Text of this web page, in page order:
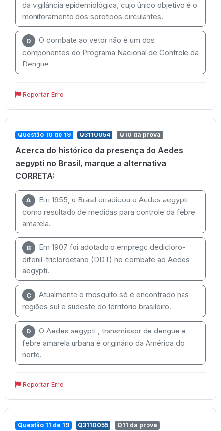
da vigilância epidemiológica, cujo único objetivo é o
monitoramento dos sorotipos circulantes.
D
O combate ao vetor não é um dos
componentes do Programa Nacional de Controle da
Dengue.
Reportar Erro
Questão 10 de 19 Q3110054 Q10 da prova
Acerca do histórico da presença do Aedes
aegypti no Brasil, marque a alternativa
CORRETA:
A
Em 1955, o Brasil erradicou o Aedes aegypti
como resultado de medidas para controle da febre
amarela.
B
Em 1907 foi adotado o emprego dedicloro-
difenil-tricloroetano (DDT) no combate ao Aedes
aegypti.
C
Atualmente o mosquito só é encontrado nas
regiões sul e sudeste do território brasileiro.
D
O Aedes aegypti , transmissor de dengue e
febre amarela urbana é originário da América do
norte.
Reportar Erro
Questão 11 de 19 Q3110055 Q11 da prova